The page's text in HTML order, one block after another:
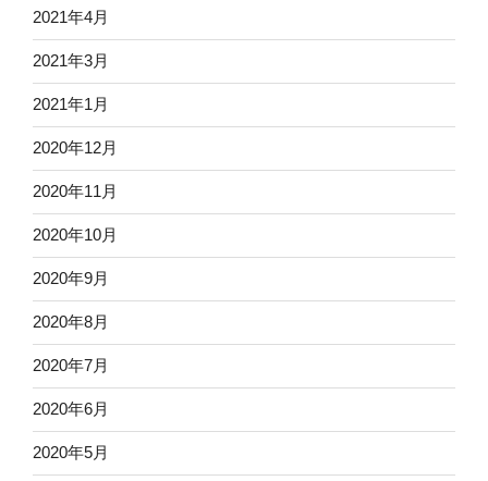
2021年4月
2021年3月
2021年1月
2020年12月
2020年11月
2020年10月
2020年9月
2020年8月
2020年7月
2020年6月
2020年5月